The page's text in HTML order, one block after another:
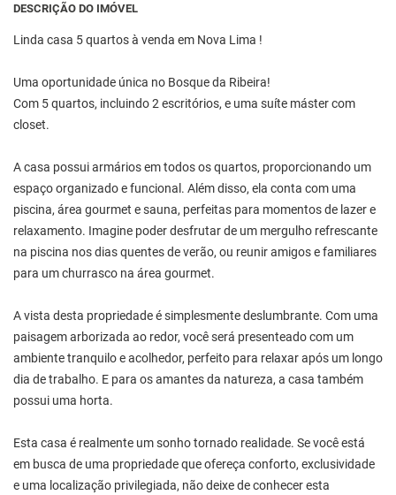
DESCRIÇÃO DO IMÓVEL
Linda casa 5 quartos à venda em Nova Lima !
Uma oportunidade única no Bosque da Ribeira!
Com 5 quartos, incluindo 2 escritórios, e uma suíte máster com
closet.
A casa possui armários em todos os quartos, proporcionando um
espaço organizado e funcional. Além disso, ela conta com uma
piscina, área gourmet e sauna, perfeitas para momentos de lazer e
relaxamento. Imagine poder desfrutar de um mergulho refrescante
na piscina nos dias quentes de verão, ou reunir amigos e familiares
para um churrasco na área gourmet.
A vista desta propriedade é simplesmente deslumbrante. Com uma
paisagem arborizada ao redor, você será presenteado com um
ambiente tranquilo e acolhedor, perfeito para relaxar após um longo
dia de trabalho. E para os amantes da natureza, a casa também
possui uma horta.
Esta casa é realmente um sonho tornado realidade. Se você está
em busca de uma propriedade que ofereça conforto, exclusividade
e uma localização privilegiada, não deixe de conhecer esta